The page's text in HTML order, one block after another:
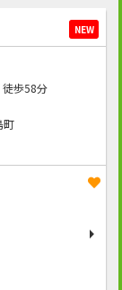
NEW
歩58分
町